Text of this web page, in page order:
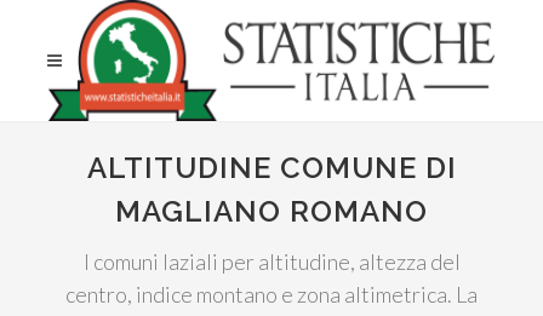
ALTITUDINE COMUNE DI
MAGLIANO ROMANO
I comuni laziali per altitudine, altezza del
centro, indice montano e zona altimetrica. La